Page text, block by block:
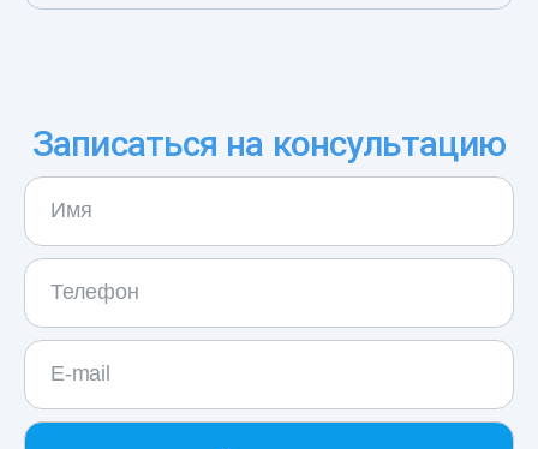
Записаться на консультацию